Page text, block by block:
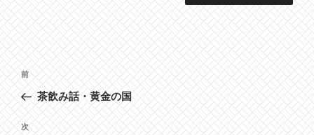
投
稿
ナ
ビ
前
の
投
稿
前
茶飲み話・黄金の国
次
次